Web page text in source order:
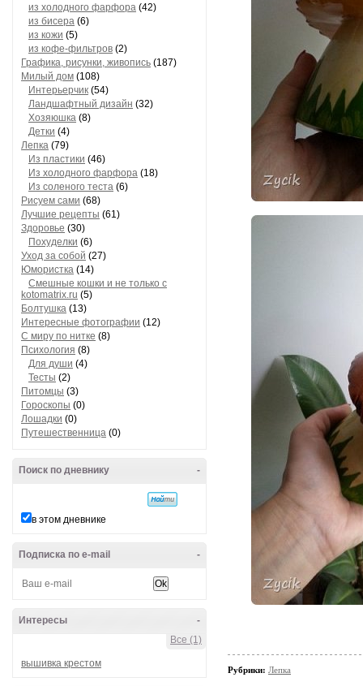
из холодного фарфора (42)
из бисера (6)
из кожи (5)
из кофе-фильтров (2)
Графика, рисунки, живопись (187)
Милый дом (108)
Интерьерчик (54)
Ландшафтный дизайн (32)
Хозяюшка (8)
Детки (4)
Лепка (79)
Из пластики (46)
Из холодного фарфора (18)
Из соленого теста (6)
Рисуем сами (68)
Лучшие рецепты (61)
Здоровье (30)
Похуделки (6)
Уход за собой (27)
Юмористка (14)
Смешные кошки и не только с
kotomatrix.ru (5)
Болтушка (13)
Интересные фотографии (12)
С миру по нитке (8)
Психология (8)
Для души (4)
Тесты (2)
Питомцы (3)
Гороскопы (0)
Лошадки (0)
Путешественница (0)
-
Поиск по дневнику
в этом дневнике
-
Подписка по e-mail
-
Интересы
Все (1)
вышивка крестом
Рубрики: Лепка